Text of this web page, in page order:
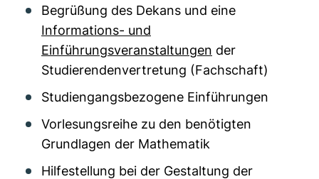
Begrüßung des Dekans und eine
Informations- und
Einführungsveranstaltungen der
Studierendenvertretung (Fachschaft)
Studiengangsbezogene Einführungen
Vorlesungsreihe zu den benötigten
Grundlagen der Mathematik
Hilfestellung bei der Gestaltung der